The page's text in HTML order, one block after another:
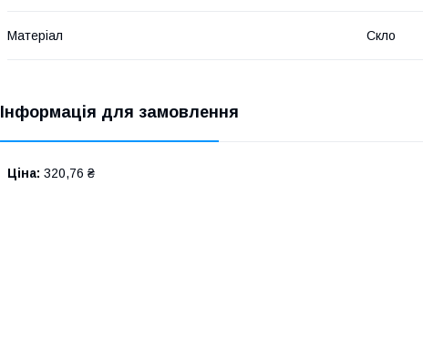
Матеріал Скло
Інформація для замовлення
Ціна: 320,76 ₴